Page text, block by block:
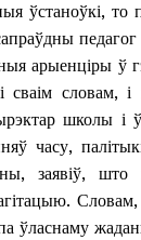
ўстаноўкі,
арыенціры
словам, і
школы і
часу,
заявіў,
ўласнаму